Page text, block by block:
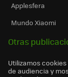
Applesfera
Mundo Xiaomi
Otras
Utilizamos
de audiencia y